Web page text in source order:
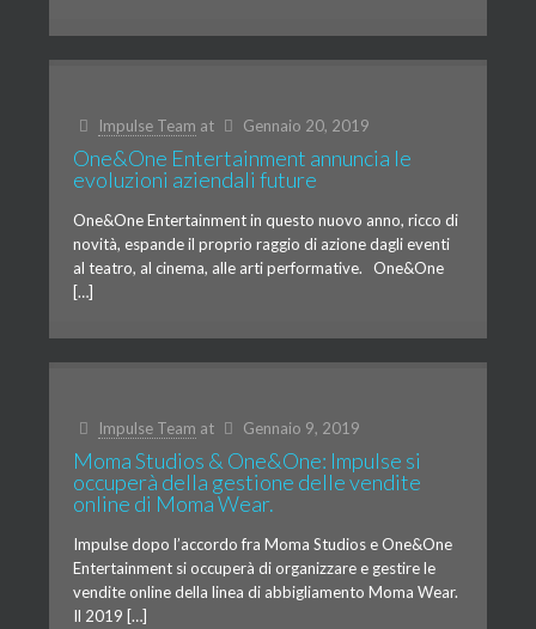
Impulse Team at Gennaio 20, 2019
One&One Entertainment annuncia le
evoluzioni aziendali future
One&One Entertainment in questo nuovo anno, ricco di
novità, espande il proprio raggio di azione dagli eventi
al teatro, al cinema, alle arti performative. One&One
[…]
Impulse Team at Gennaio 9, 2019
Moma Studios & One&One: Impulse si
occuperà della gestione delle vendite
online di Moma Wear.
Impulse dopo l’accordo fra Moma Studios e One&One
Entertainment si occuperà di organizzare e gestire le
vendite online della linea di abbigliamento Moma Wear.
Il 2019 […]